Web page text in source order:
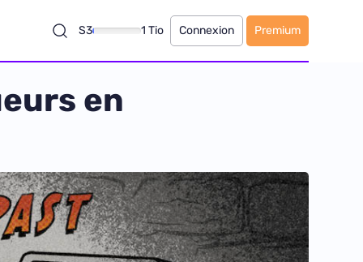
S3 1 Tio Connexion Premium
en